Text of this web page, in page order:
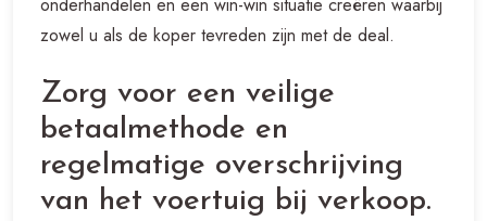
zowel u als de koper tevreden zijn met de deal.
Zorg voor een veilige
betaalmethode en
regelmatige overschrijving
van het voertuig bij verkoop.